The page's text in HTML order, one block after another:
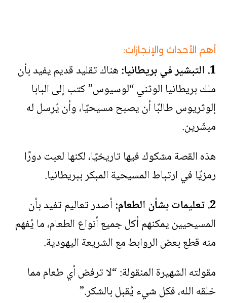
أهم الأحداث والإنجازات:
1. التبشير في بريطانيا:
هناك تقليد قديم يفيد بأن
ملك بريطانيا الوثني “لوسيوس” كتب إلى البابا
إلوثريوس طالبًا أن يصبح مسيحيًا، وأن يُرسل له
مبشّرين.
هذه القصة مشكوك فيها تاريخيًا، لكنها لعبت دورًا
رمزيًا في ارتباط المسيحية المبكر ببريطانيا.
2. تعليمات بشأن الطعام:
أصدر تعاليم تفيد بأن
المسيحيين يمكنهم أكل جميع أنواع الطعام، ما يُفهم
منه قطع بعض الروابط مع الشريعة اليهودية.
مقولته الشهيرة المنقولة: “لا ترفض أي طعام مما
خلقه الله، فكل شيء يُقبل بالشكر.”